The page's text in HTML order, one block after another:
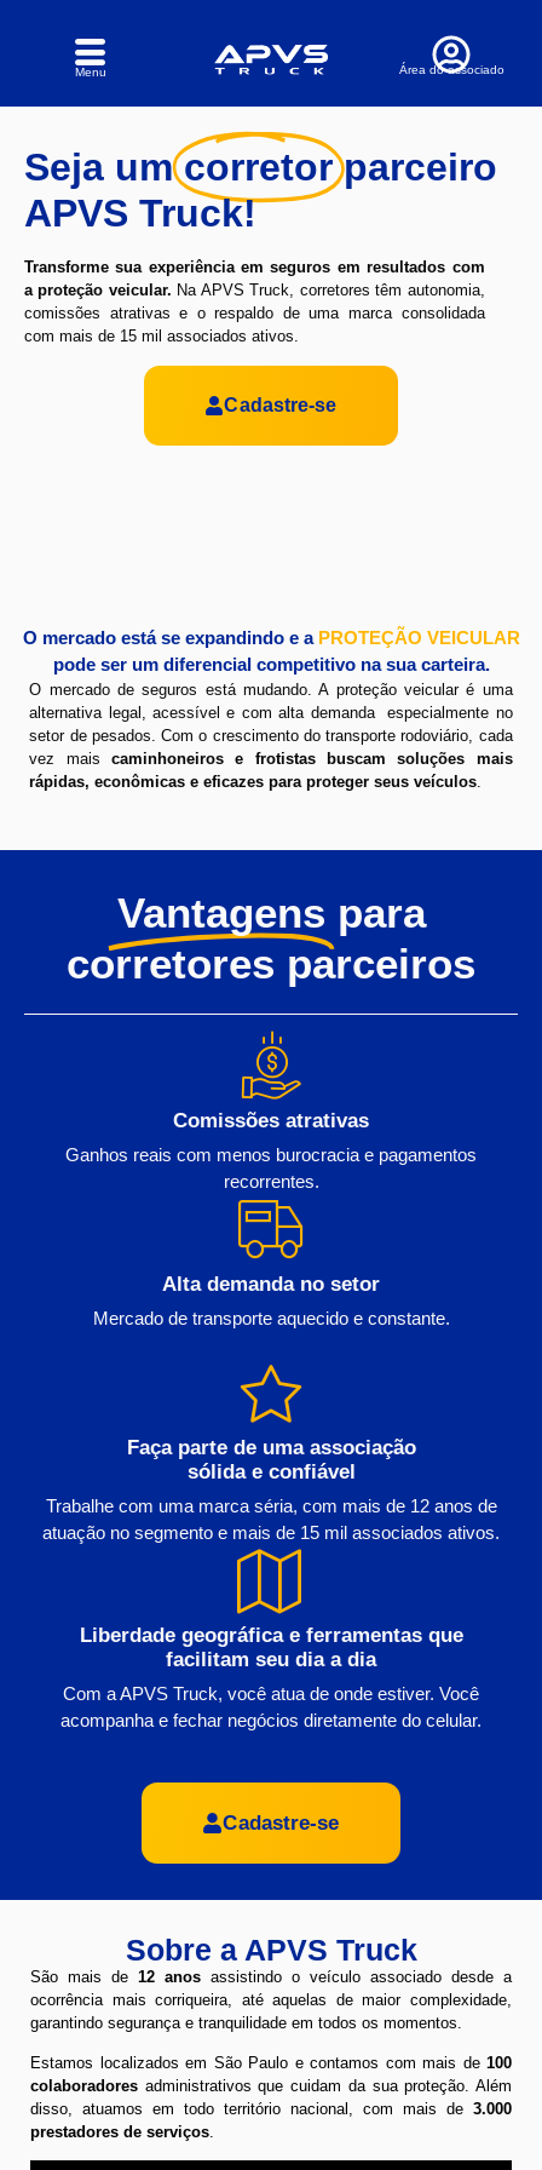
Menu Área do associado
Seja um corretor parceiro
APVS Truck!
Transforme sua experiência em seguros em resultados com
a proteção veicular. Na APVS Truck, corretores têm autonomia,
comissões atrativas e o respaldo de uma marca consolidada
com mais de 15 mil associados ativos.
Cadastre-se
O mercado está se expandindo e a PROTEÇÃO VEICULAR
pode ser um diferencial competitivo na sua carteira.
O mercado de seguros está mudando. A proteção veicular é uma
alternativa legal, acessível e com alta demanda especialmente no
setor de pesados. Com o crescimento do transporte rodoviário, cada
vez maiscaminhoneiros e frotistas buscam soluções mais
rápidas, econômicas e eficazes para proteger seus veículos.
Vantagens para
corretores parceiros
Comissões atrativas
Ganhos reais com menos burocracia e pagamentos
recorrentes.
Alta demanda no setor
Mercado de transporte aquecido e constante.
Faça parte de uma associação
sólida e confiável
Trabalhe com uma marca séria, com mais de 12 anos de
atuação no segmento e mais de 15 mil associados ativos.
Liberdade geográfica e ferramentas que
facilitam seu dia a dia
Com a APVS Truck, você atua de onde estiver. Você
acompanha e fechar negócios diretamente do celular.
Cadastre-se
Sobre a APVS Truck
São mais de 12 anos assistindo o veículo associado desde a
ocorrência mais corriqueira, até aquelas de maior complexidade,
garantindo segurança e tranquilidade em todos os momentos.
Estamos localizados em São Paulo e contamos com mais de100
colaboradores administrativos que cuidam da sua proteção. Além
disso, atuamos em todo território nacional, com mais de 3.000
prestadores de serviços.